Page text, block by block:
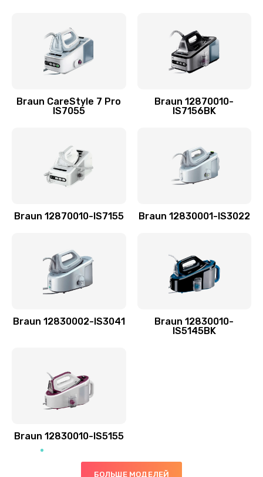
Braun CareStyle 7 Pro
IS7055
Braun 12870010-
IS7156BK
Braun 12870010-IS7155 Braun 12830001-IS3022
Braun 12830002-IS3041
Braun 12830010-
IS5145BK
Braun 12830010-IS5155
БОЛЬШЕ МОДЕЛЕЙ